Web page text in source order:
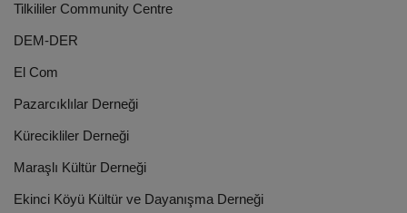
Tilkililer Community Centre
DEM-DER
El Com
Pazarcıklılar Derneği
Kürecikliler Derneği
Maraşlı Kültür Derneği
Ekinci Köyü Kültür ve Dayanışma Derneği